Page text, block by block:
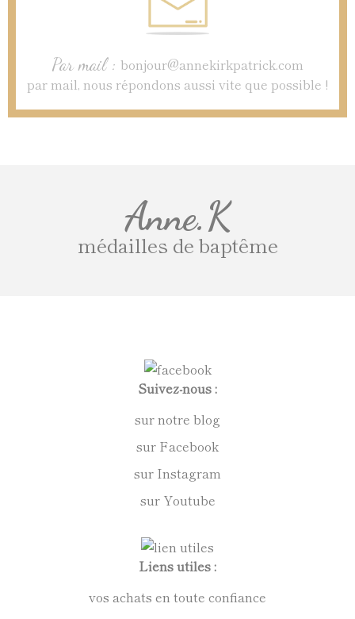
Par mail : bonjour@annekirkpatrick.com
par mail, nous répondons aussi vite que possible !
Anne.K
médailles de baptême
Suivez-nous :
sur notre blog
sur Facebook
sur Instagram
sur Youtube
Liens utiles :
vos achats en toute confiance